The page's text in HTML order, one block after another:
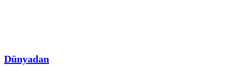
Dünyadan